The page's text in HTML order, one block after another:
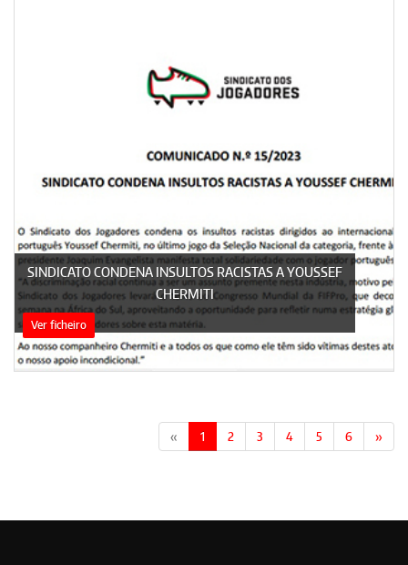
SINDICATO CONDENA INSULTOS RACISTAS A YOUSSEF
CHERMITI
Ver ficheiro
« 1 2 3 4 5 6 »